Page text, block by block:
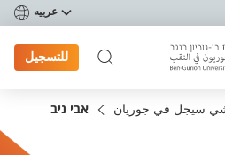
عربيه
للتسجيل
سيجل في جوريان אבי ניב